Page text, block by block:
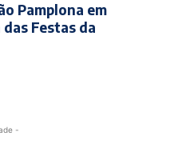
Pamplona em
Festas da
-